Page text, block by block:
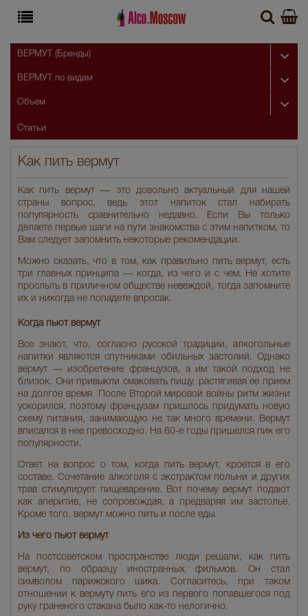
Как пить вермут
Как пить вермут — это довольно актуальный для нашей
страны вопрос, ведь этот напиток стал набирать
популярность сравнительно недавно. Если Вы только
делаете первые шаги на пути знакомства с этим напитком, то
Вам следует запомнить некоторые рекомендации.
Можно сказать, что в том, как правильно пить вермут, есть
три главных принципа — когда, из чего и с чем. Не хотите
прослыть в приличном обществе невеждой, тогда запомните
их и никогда не попадете впросак.
Когда пьют вермут
Все знают, что, согласно русской традиции, алкогольные
напитки являются спутниками обильных застолий. Однако
вермут — изобретение французов, а им такой подход не
близок. Они привыкли смаковать пищу, растягивая ее прием
на долгое время. После Второй мировой войны ритм жизни
ускорился, поэтому французам пришлось придумать новую
схему питания, занимающую не так много времени. Вермут
вписался в нее превосходно. На 60-е годы пришелся пик его
популярности.
Ответ на вопрос о том, когда пить вермут, кроется в его
составе. Сочетание алкоголя с экстрактом полыни и других
трав стимулирует пищеварение. Вот почему вермут подают
как аперитив, не сопровождая, а предваряя им застолье.
Кроме того, вермут можно пить и после еды.
Из чего пьют вермут
На постсоветском пространстве люди решали, как пить
вермут, по образцу иностранных фильмов. Он стал
символом парижского шика. Согласитесь, при таком
отношении к вермуту пить его из первого попавшегося под
руку граненого стакана было как-то нелогично.
ВЕРМУТ (Бренды)
ВЕРМУТ по видам
Объем
Статьи